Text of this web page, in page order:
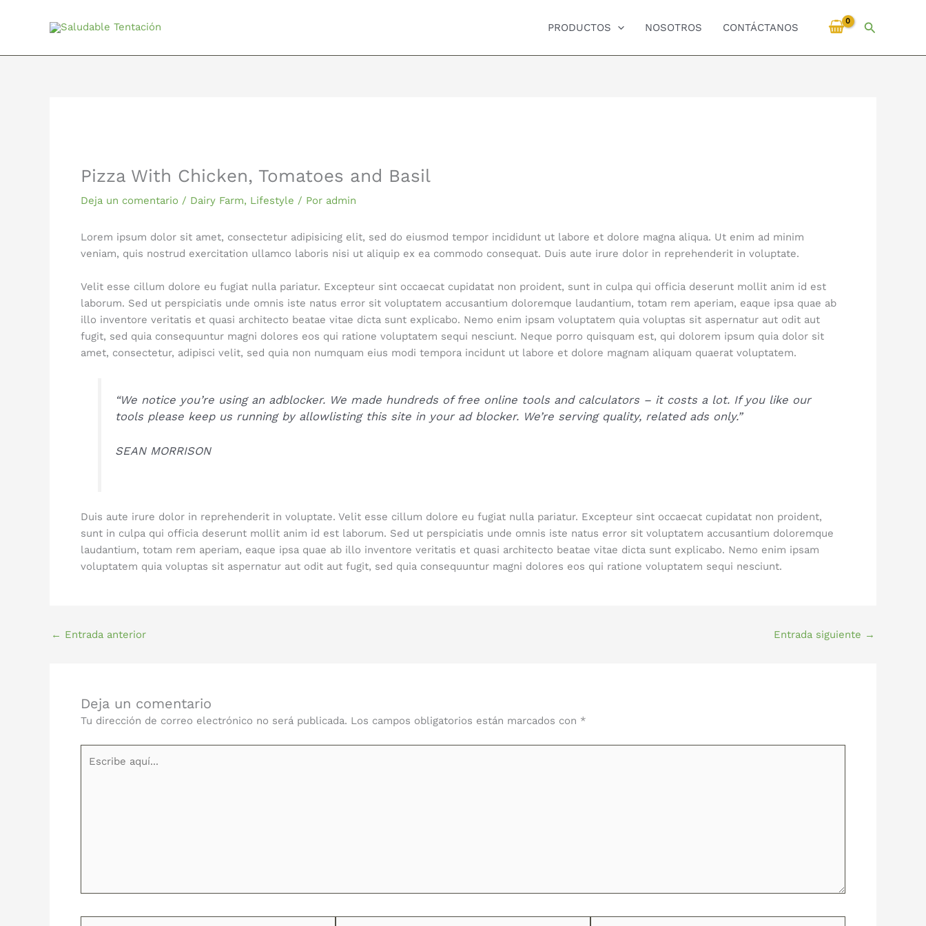
PRODUCTOS NOSOTROS CONTÁCTANOS Buscar
Pizza With Chicken, Tomatoes and Basil
Deja un comentario / Dairy Farm, Lifestyle / Por admin
Lorem ipsum dolor sit amet, consectetur adipisicing elit, sed do eiusmod tempor incididunt ut labore et dolore magna aliqua. Ut enim ad minim
veniam, quis nostrud exercitation ullamco laboris nisi ut aliquip ex ea commodo consequat. Duis aute irure dolor in reprehenderit in voluptate.
Velit esse cillum dolore eu fugiat nulla pariatur. Excepteur sint occaecat cupidatat non proident, sunt in culpa qui officia deserunt mollit anim id est
laborum. Sed ut perspiciatis unde omnis iste natus error sit voluptatem accusantium doloremque laudantium, totam rem aperiam, eaque ipsa quae ab
illo inventore veritatis et quasi architecto beatae vitae dicta sunt explicabo. Nemo enim ipsam voluptatem quia voluptas sit aspernatur aut odit aut
fugit, sed quia consequuntur magni dolores eos qui ratione voluptatem sequi nesciunt. Neque porro quisquam est, qui dolorem ipsum quia dolor sit
amet, consectetur, adipisci velit, sed quia non numquam eius modi tempora incidunt ut labore et dolore magnam aliquam quaerat voluptatem.
“We notice you’re using an adblocker. We made hundreds of free online tools and calculators – it costs a lot. If you like our
tools please keep us running by allowlisting this site in your ad blocker. We’re serving quality, related ads only.”
SEAN MORRISON
Duis aute irure dolor in reprehenderit in voluptate. Velit esse cillum dolore eu fugiat nulla pariatur. Excepteur sint occaecat cupidatat non proident,
sunt in culpa qui officia deserunt mollit anim id est laborum. Sed ut perspiciatis unde omnis iste natus error sit voluptatem accusantium doloremque
laudantium, totam rem aperiam, eaque ipsa quae ab illo inventore veritatis et quasi architecto beatae vitae dicta sunt explicabo. Nemo enim ipsam
voluptatem quia voluptas sit aspernatur aut odit aut fugit, sed quia consequuntur magni dolores eos qui ratione voluptatem sequi nesciunt.
← Entrada anterior Entrada siguiente →
Deja un comentario
Tu dirección de correo electrónico no será publicada. Los campos obligatorios están marcados con *
aquí...